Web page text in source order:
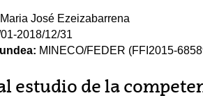
Maria José Ezeizabarrena
2018/12/31
MINECO/FEDER (FFI2015-
estudio de la